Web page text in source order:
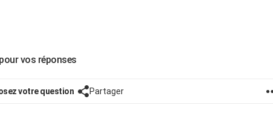
vos réponses
votre question Partager